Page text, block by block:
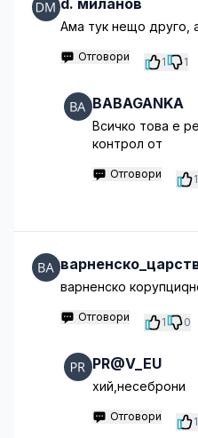
d. миланов
Ама тук нещо друго,
Отговори 1 1
BABAGANKA
Всичко това е
контрол от
Отговори 1
варненско
Отговори 1 0
PR@V_EU
хий,несеброни
Отговори 1